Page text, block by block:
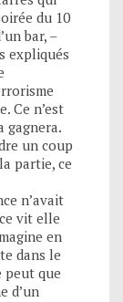
du 10
bar, –
expliqués
Ce n’est
gagnera.
un coup
partie, ce
n’avait
vit elle
en
dans le
peut que
d’un